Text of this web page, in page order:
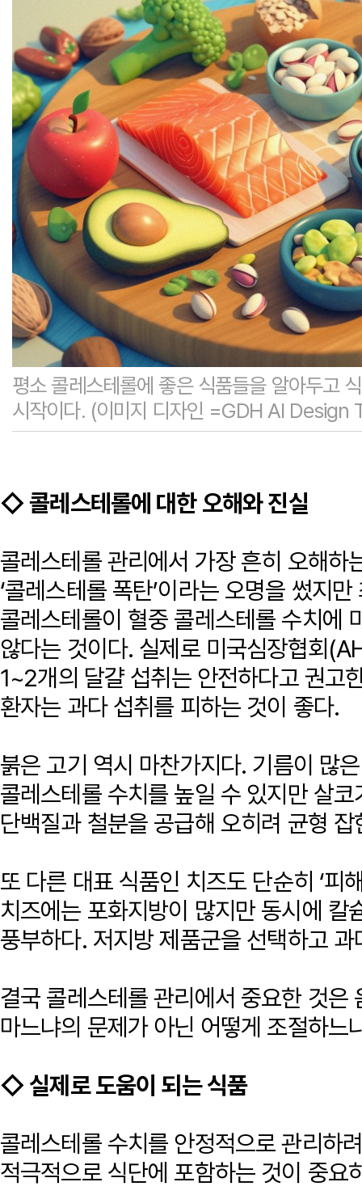
평소 콜레스테롤에 좋은 식품들을 알아두고
시작이다. (이미지 디자인 =GDH AI Design
◇ 콜레스테롤에 대한 오해와 진실
콜레스테롤 관리에서 가장 흔히 오해하
‘콜레스테롤 폭탄’이라는 오명을 썼지
콜레스테롤이 혈중 콜레스테롤 수치에
않다는 것이다. 실제로 미국심장협회
1~2개의 달걀 섭취는 안전하다고 권고
환자는 과다 섭취를 피하는 것이 좋다.
붉은 고기 역시 마찬가지다. 기름이 많
콜레스테롤 수치를 높일 수 있지만 살
단백질과 철분을 공급해 오히려 균형
또 다른 대표 식품인 치즈도 단순히 ‘피
치즈에는 포화지방이 많지만 동시에 칼
풍부하다. 저지방 제품군을 선택하고
결국 콜레스테롤 관리에서 중요한 것은
마느냐의 문제가 아닌 어떻게 조절하느
◇ 실제로 도움이 되는 식품
콜레스테롤 수치를 안정적으로 관리하
적극적으로 식단에 포함하는 것이 중요